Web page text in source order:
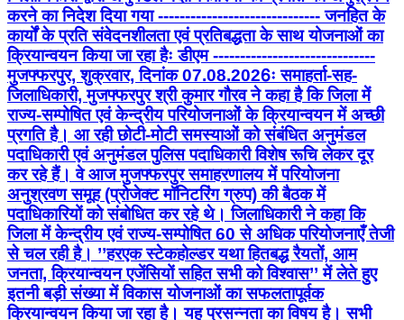
करने का निदेश दिया गया ------------------------------ जनहित के
कार्यों के प्रति संवेदनशीलता एवं प्रतिबद्धता के साथ योजनाओं का
क्रियान्वयन किया जा रहा हैः डीएम ------------------------------
मुजफ्फरपुर, शुक्रवार, दिनांक 07.08.2026ः समाहर्ता-सह-
जिलाधिकारी, मुजफ्फरपुर श्री कुमार गौरव ने कहा है कि जिला में
राज्य-सम्पोषित एवं केन्द्रीय परियोजनाओं के क्रियान्वयन में अच्छी
प्रगति है। आ रही छोटी-मोटी समस्याओं को संबंधित अनुमंडल
पदाधिकारी एवं अनुमंडल पुलिस पदाधिकारी विशेष रूचि लेकर दूर
कर रहे हैं। वे आज मुजफ्फरपुर समाहरणालय में परियोजना
अनुश्रवण समूह (प्रोजेक्ट मॉनिटरिंग ग्रुप) की बैठक में
पदाधिकारियों को संबोधित कर रहे थे। जिलाधिकारी ने कहा कि
जिला में केन्द्रीय एवं राज्य-सम्पोषित 60 से अधिक परियोजनाएँ तेजी
से चल रही है। ’’हरएक स्टेकहोल्डर यथा हितबद्ध रैयतों, आम
जनता, क्रियान्वयन एजेंसियों सहित सभी को विश्वास’’ में लेते हुए
इतनी बड़ी संख्या में विकास योजनाओं का सफलतापूर्वक
क्रियान्वयन किया जा रहा है। यह प्रसन्नता का विषय है। सभी